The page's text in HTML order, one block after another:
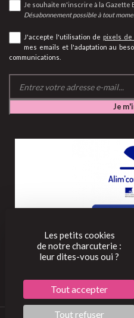
Je souhaite m'inscrire à la Gazette
Désabonnement possible à tout
J'accepte l'utilisation de pixels de
mes emails et l'adaptation au
communications.
Conditions
Les petits cookies
de notre charcuterie :
leur dites-vous oui ?
Tout accepter
Tout refuser